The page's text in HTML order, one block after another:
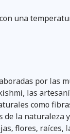
una
por las
las
como
de la naturaleza
flores, raíces,